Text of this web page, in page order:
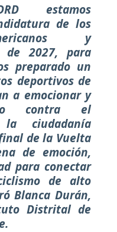
estamos
de los
y
de 2027, para
preparado un
deportivos de
a emocionar y
contra el
ciudadanía
de la Vuelta
de emoción,
para conectar
de alto
Blanca Durán,
Distrital de